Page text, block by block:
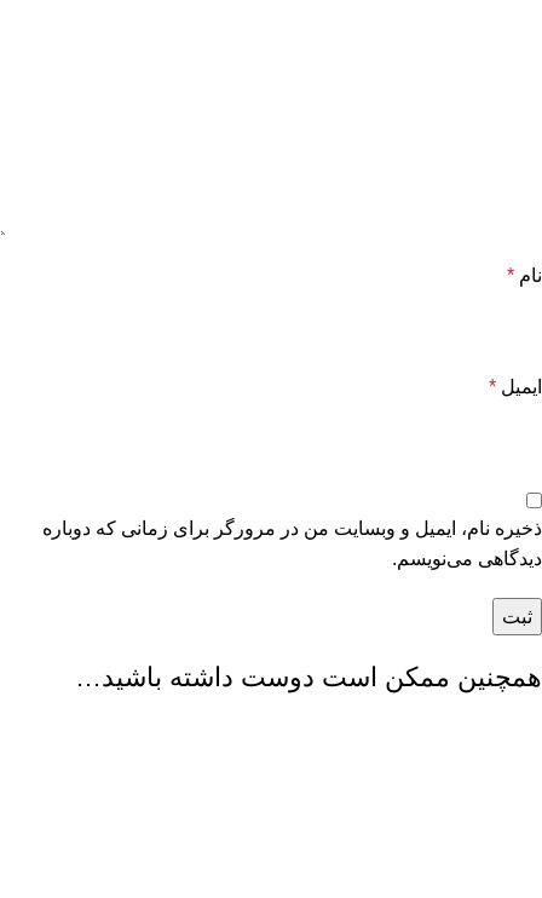
نام *
ایمیل *
ذخیره نام، ایمیل و وبسایت من در مرورگر برای زمانی که دوباره
دیدگاهی می‌نویسم.
همچنین ممکن است دوست داشته باشید…